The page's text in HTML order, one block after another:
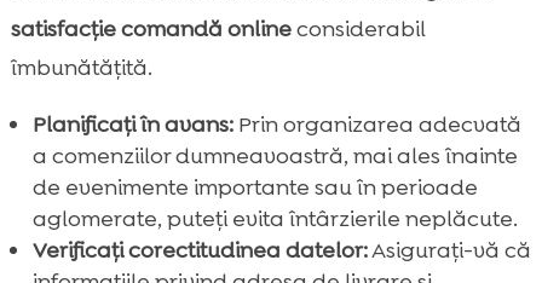
satisfacție comandă onlineconsiderabil
îmbunătățită.
Planificați în avans:Prin organizarea adecvată
a comenziilor dumneavoastră, mai ales înainte
de evenimente importante sau în perioade
aglomerate, puteți evita întârzierile neplăcute.
Verificați corectitudinea datelor:Asigurați-vă că